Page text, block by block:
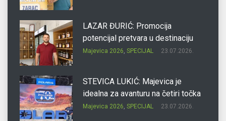
LAZAR ĐURIĆ: Promocija
potencijal pretvara u destinaciju
Majevica 2026, SPECIJAL 23.07.2026.
STEVICA LUKIĆ: Majevica je
idealna za avanturu na četiri točka
Majevica 2026, SPECIJAL 23.07.2026.